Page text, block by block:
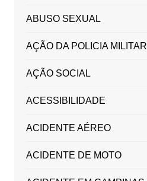
ABUSO SEXUAL
AÇÃO DA POLICIA MILITAR
AÇÃO SOCIAL
ACESSIBILIDADE
ACIDENTE AÉREO
ACIDENTE DE MOTO